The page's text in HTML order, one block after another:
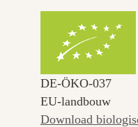
DE‑ÖKO‑037
EU-landbouw
Download